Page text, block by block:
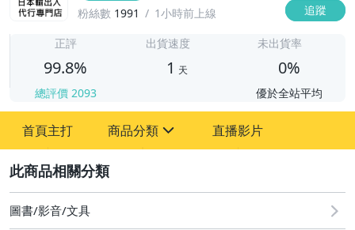
粉絲數 1991 1小時前上線 追蹤
正評
99.8%
總評價 2093
出貨速度
1 天
未出貨率
0%
優於全站平均
首頁主打 商品分類 直播影片
圖書/影音/文具